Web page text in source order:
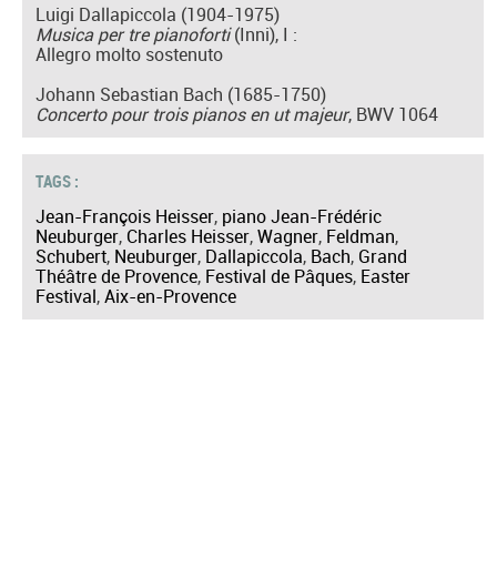
Luigi Dallapiccola (1904-1975)
Musica per tre pianoforti(Inni), I :
Allegro molto sostenuto
Johann Sebastian Bach (1685-1750)
Concerto pour trois pianos en ut majeur, BWV 1064
TAGS :
Jean-François Heisser, piano Jean-Frédéric
Neuburger, Charles Heisser,Wagner, Feldman,
Schubert, Neuburger, Dallapiccola, Bach, Grand
Théâtre de Provence, Festival de Pâques, Easter
Festival,Aix-en-Provence